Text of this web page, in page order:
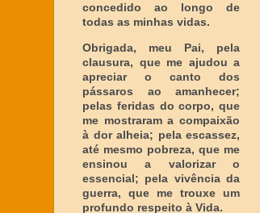
concedido ao longo de
todas as minhas vidas.
Obrigada, meu Pai, pela
clausura, que me ajudou a
apreciar o canto dos
pássaros ao amanhecer;
pelas feridas do corpo, que
me mostraram a compaixão
à dor alheia; pela escassez,
até mesmo pobreza, que me
ensinou a valorizar o
essencial; pela vivência da
guerra, que me trouxe um
profundo respeito à Vida.